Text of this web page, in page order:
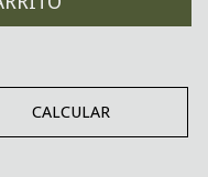
CALCULAR